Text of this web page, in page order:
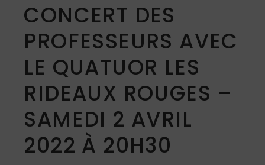
CONCERT DES
PROFESSEURS AVEC
LE QUATUOR LES
RIDEAUX ROUGES –
SAMEDI 2 AVRIL
2022 À 20H30